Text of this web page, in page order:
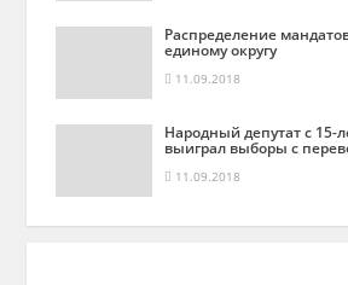
Распределение
единому округу
11.09.2018
Народный депутат с 15-
выиграл выборы с
11.09.2018